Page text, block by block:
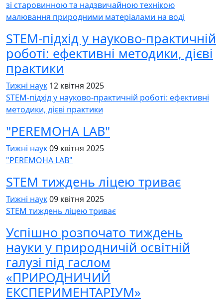
зі старовинною та надзвичайною технікою
малювання природними матеріалами на воді
STEM-підхід у науково-практичній
роботі: ефективні методики, дієві
практики
Тижні наук 12 квітня 2025
STEM-підхід у науково-практичній роботі: ефективні
методики, дієві практики
"PEREMOHA LAB"
Тижні наук09 квітня 2025
"PEREMOHA LAB"
STEM тиждень ліцею триває
Тижні наук09 квітня 2025
STEM тиждень ліцею триває
Успішно розпочато тиждень
науки у природничій освітній
галузі під гаслом
«ПРИРОДНИЧИЙ
ЕКСПЕРИМЕНТАРІУМ»